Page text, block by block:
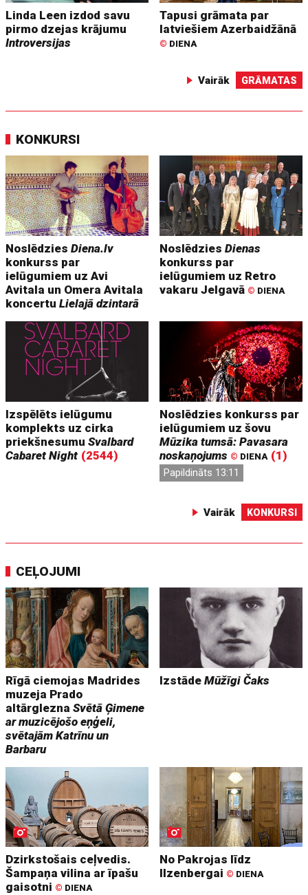
Linda Leen izdod savu
pirmo dzejas krājumu
Introversijas
Tapusi grāmata par
latviešiem Azerbaidžānā
© DIENA
Vairāk GRĀMATAS
KONKURSI
NoslēdziesDiena.lv
konkurss par
ielūgumiem uz Avi
Avitala un Omera Avitala
koncertuLielajā dzintarā
NoslēdziesDienas
konkurss par
ielūgumiem uz Retro
vakaru Jelgavā © DIENA
Izspēlēts ielūgumu
komplekts uz cirka
priekšnesumuSvalbard
Cabaret Night (2544)
Noslēdzies konkurss par
ielūgumiem uz šovu
Mūzika tumsā: Pavasara
noskaņojums © DIENA (1)
Papildināts 13:11
Vairāk KONKURSI
CEĻOJUMI
Rīgā ciemojas Madrides
muzeja Prado
altārgleznaSvētā Ģimene
ar muzicējošo eņģeli,
svētajām Katrīnu un
Barbaru
IzstādeMūžīgi Čaks
Dzirkstošais ceļvedis.
Šampaņa vilina ar īpašu
gaisotni © DIENA
No Pakrojas līdz
Ilzenbergai © DIENA